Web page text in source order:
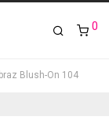
0
Blush-On 104